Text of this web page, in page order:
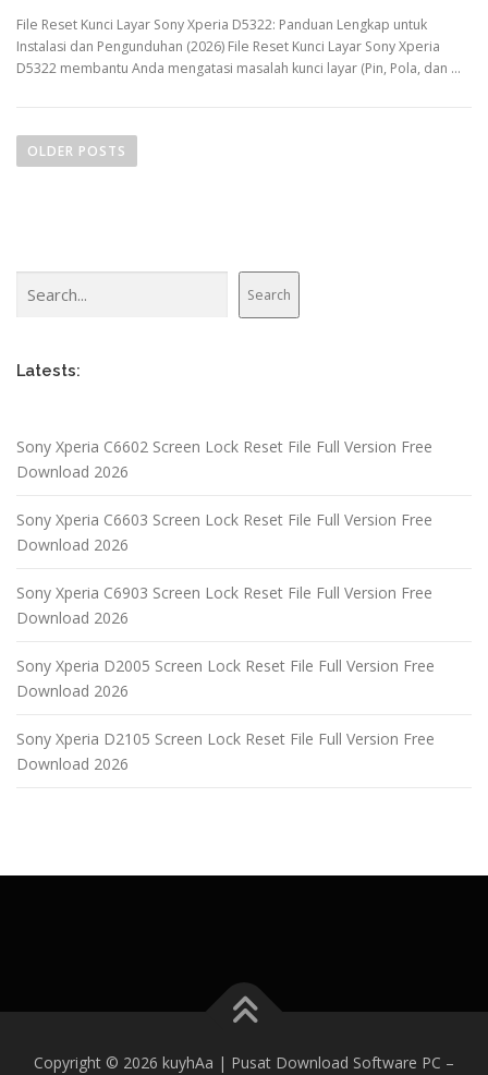
File Reset Kunci Layar Sony Xperia D5322: Panduan Lengkap untuk
Instalasi dan Pengunduhan (2026) File Reset Kunci Layar Sony Xperia
D5322 membantu Anda mengatasi masalah kunci layar (Pin, Pola, dan …
o
a
g
i
n
OLDER POSTS
Search
Latests:
Sony Xperia C6602 Screen Lock Reset File Full Version Free
Download 2026
Sony Xperia C6603 Screen Lock Reset File Full Version Free
Download 2026
Sony Xperia C6903 Screen Lock Reset File Full Version Free
Download 2026
Sony Xperia D2005 Screen Lock Reset File Full Version Free
Download 2026
Sony Xperia D2105 Screen Lock Reset File Full Version Free
Download 2026
Copyright © 2026 kuyhAa | Pusat Download Software PC –